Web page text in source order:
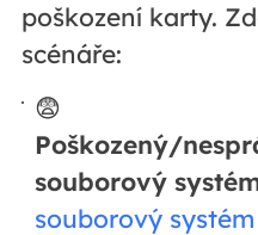
poškození karty.
scénáře:
😨
Poškozený/
souborový
souborový systém